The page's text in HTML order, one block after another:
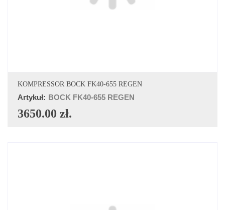
DODAJ DO KOSZYKA
KOMPRESSOR BOCK FK40-655 REGEN
Artykuł: BOCK FK40-655 REGEN
3650.00 zł.